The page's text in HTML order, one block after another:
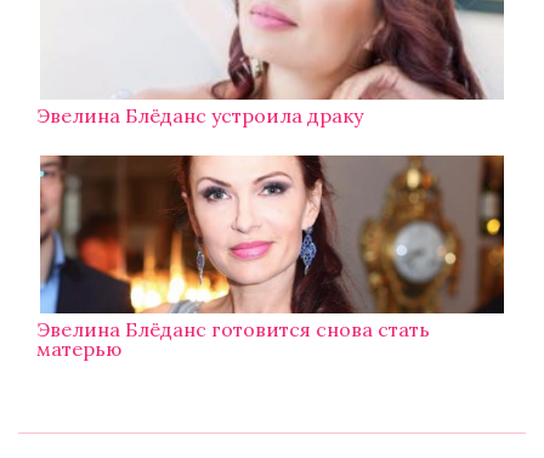
Эвелина Блёданс устроила драку
Эвелина Блёданс готовится снова стать
матерью